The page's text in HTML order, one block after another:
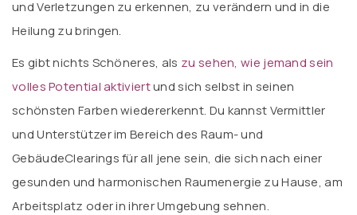
und Verletzungen zu erkennen, zu verändern und in die
Heilung zu bringen.
Es gibt nichts Schöneres, als zu sehen, wie jemand sein
volles Potential aktiviertund sich selbst in seinen
schönsten Farben wiedererkennt. Du kannst Vermittler
und Unterstützer im Bereich des Raum- und
GebäudeClearings für all jene sein, die sich nach einer
gesunden und harmonischen Raumenergie zu Hause, am
Arbeitsplatz oder in ihrer Umgebung sehnen.